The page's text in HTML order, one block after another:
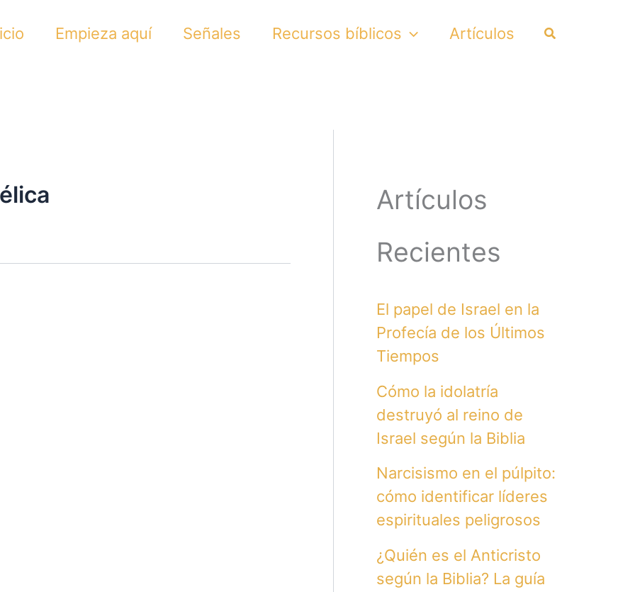
Empieza aquí Señales Recursos bíblicos Artículos Search
Artículos
Recientes
El papel de Israel en la
Profecía de los Últimos
Tiempos
Cómo la idolatría
destruyó al reino de
Israel según la Biblia
Narcisismo en el púlpito:
cómo identificar líderes
espirituales peligrosos
¿Quién es el Anticristo
según la Biblia? La guía